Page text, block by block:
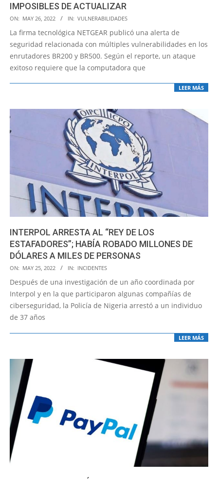
IMPOSIBLES DE ACTUALIZAR
2022-
05-
ON: MAY 26, 2022 IN: VULNERABILIDADES
La firma tecnológica NETGEAR publicó una alerta de
seguridad relacionada con múltiples vulnerabilidades en los
enrutadores BR200 y BR500. Según el reporte, un ataque
exitoso requiere que la computadora que
LEER MÁS
INTERPOL ARRESTA AL “REY DE LOS
ESTAFADORES”; HABÍA ROBADO MILLONES DE
DÓLARES A MILES DE PERSONAS
2022-
05-
25
ON: MAY 25, 2022 IN: INCIDENTES
Después de una investigación de un año coordinada por
Interpol y en la que participaron algunas compañías de
ciberseguridad, la Policía de Nigeria arrestó a un individuo
de 37 años
LEER MÁS